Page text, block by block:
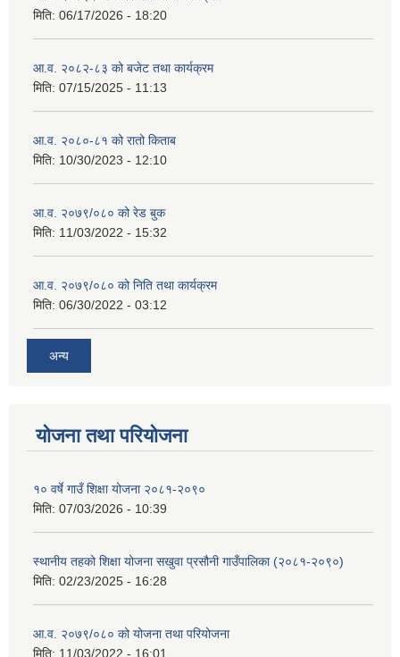
मिति: 06/17/2026 - 18:20
आ.व. २०८२-८३ को बजेट तथा कार्यक्रम
मिति: 07/15/2025 - 11:13
आ.व. २०८०-८१ को रातो किताब
मिति: 10/30/2023 - 12:10
आ.व. २०७९/०८० को रेड बुक
मिति: 11/03/2022 - 15:32
आ.व. २०७९/०८० को निति तथा कार्यक्रम
मिति: 06/30/2022 - 03:12
अन्य
योजना तथा परियोजना
१० वर्षे गाउँ शिक्षा योजना २०८१-२०९०
मिति: 07/03/2026 - 10:39
स्थानीय तहको शिक्षा योजना सखुवा प्रसौनी गाउँपालिका (२०८१-२०९०)
मिति: 02/23/2025 - 16:28
आ.व. २०७९/०८० को योजना तथा परियोजना
मिति: 11/03/2022 - 16:01